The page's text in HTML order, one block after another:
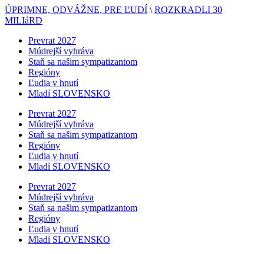
ÚPRIMNE, ODVÁŽNE, PRE ĽUDÍ \ ROZKRADLI 30
MILIáRD
Prevrat 2027
Múdrejší vyhráva
Staň sa našim sympatizantom
Regióny
Ľudia v hnutí
Mladí SLOVENSKO
Prevrat 2027
Múdrejší vyhráva
Staň sa našim sympatizantom
Regióny
Ľudia v hnutí
Mladí SLOVENSKO
Prevrat 2027
Múdrejší vyhráva
Staň sa našim sympatizantom
Regióny
Ľudia v hnutí
Mladí SLOVENSKO